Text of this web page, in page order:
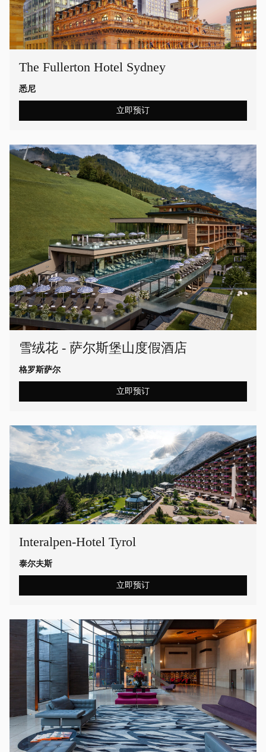
The Fullerton Hotel Sydney
悉尼
立即预订
雪绒花 - 萨尔斯堡山度假酒店
格罗斯萨尔
立即预订
Interalpen-Hotel Tyrol
泰尔夫斯
立即预订